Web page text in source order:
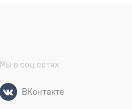
Мы в соц сетях
ВКонтакте